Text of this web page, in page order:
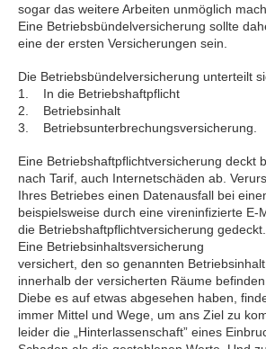
sogar das weitere Arbeiten unmöglich
Eine Betriebsbündelversicherung sollte
eine der ersten Versicherungen sein.
Die Betriebsbündelversicherung unterteilt
1. In die Betriebshaftpflicht
2. Betriebsinhalt
3. Betriebsunterbrechungsversicherung.
Eine Betriebshaftpflichtversicherung deckt
nach Tarif, auch Internetschäden ab.
Ihres Betriebes einen Datenausfall bei
beispielsweise durch eine vireninfizierte E-
die Betriebshaftpflichtversicherung gedeckt.
Eine Betriebsinhaltsversicherung
versichert, den so genannten
innerhalb der versicherten Räume
Diebe es auf etwas abgesehen haben,
immer Mittel und Wege, um ans Ziel zu
leider die „Hinterlassenschaft” eines